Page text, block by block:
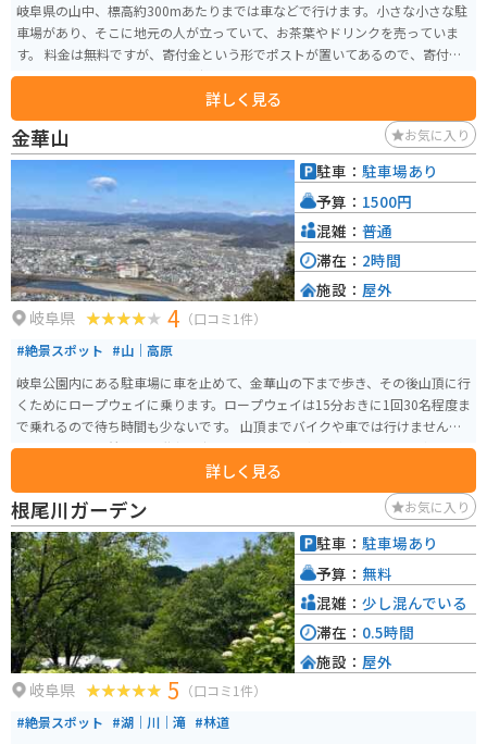
岐阜県の山中、標高約300mあたりまでは車などで行けます。小さな小さな駐
車場があり、そこに地元の人が立っていて、お茶葉やドリンクを売っていま
す。 料金は無料ですが、寄付金という形でポストが置いてあるので、寄付を
されたい場合はそこはお金を気持ちばかり入れると良いです。そこから車
や、バイクを降り、山の中の山道を20分ほど歩いて山を登ります。そこから
茶畑を見下ろす絶景スポットです！
詳しく見る
金華山 お気に入り
岐阜県 4 （口コミ1件）
#絶景スポット #山｜高原
岐阜公園内にある駐車場に車を止めて、金華山の下まで歩き、その後山頂に行
くためにロープウェイに乗ります。ロープウェイは15分おきに1回30名程度ま
で乗れるので待ち時間も少ないです。 山頂までバイクや車では行けません。
ロープウェイ到着後に石階段を歩いたのちに、岐阜城があります。岐阜城の
展望台からは金華山と長良川の自然美、岐阜市の街並みが一望できます。
詳しく見る
駐車： 駐車場あり
予算： 1500円
混雑： 普通
滞在： 2時間
施設： 屋外
根尾川ガーデン お気に入り
岐阜県 5 （口コミ1件）
#絶景スポット #湖｜川｜滝 #林道
駐車： 駐車場あり
予算： 無料
混雑： 少し混んでいる
滞在： 0.5時間
施設： 屋外